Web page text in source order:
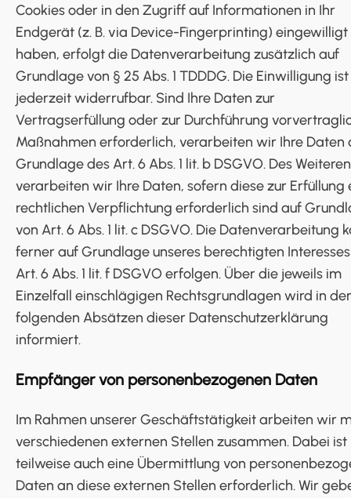
Cookies oder in den Zugriff auf Informationen in Ihr
Endgerät (z. B. via Device-Fingerprinting) eingewilligt
haben, erfolgt die Datenverarbeitung zusätzlich auf
Grundlage von § 25 Abs. 1 TDDDG. Die Einwilligung ist
jederzeit widerrufbar. Sind Ihre Daten zur
Vertragserfüllung oder zur Durchführung
Maßnahmen erforderlich, verarbeiten wir Ihre Daten
Grundlage des Art. 6 Abs. 1 lit. b DSGVO. Des Weiteren
verarbeiten wir Ihre Daten, sofern diese zur Erfüllung
rechtlichen Verpflichtung erforderlich sind auf
von Art. 6 Abs. 1 lit. c DSGVO. Die Datenverarbeitung
ferner auf Grundlage unseres berechtigten
Art. 6 Abs. 1 lit. f DSGVO erfolgen. Über die jeweils im
Einzelfall einschlägigen Rechtsgrundlagen wird in
folgenden Absätzen dieser Datenschutzerklärung
informiert.
Empfänger von personenbezogenen Daten
Im Rahmen unserer Geschäftstätigkeit arbeiten wir
verschiedenen externen Stellen zusammen. Dabei ist
teilweise auch eine Übermittlung von
Daten an diese externen Stellen erforderlich. Wir